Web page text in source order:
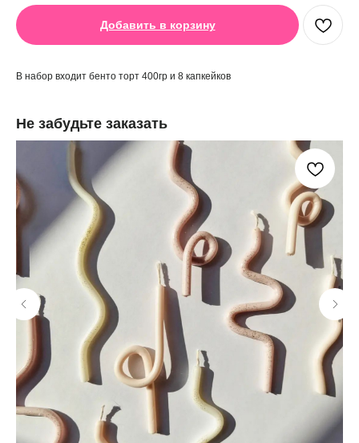
Добавить в корзину
В набор входит бенто торт 400гр и 8 капкейков
Не забудьте заказать